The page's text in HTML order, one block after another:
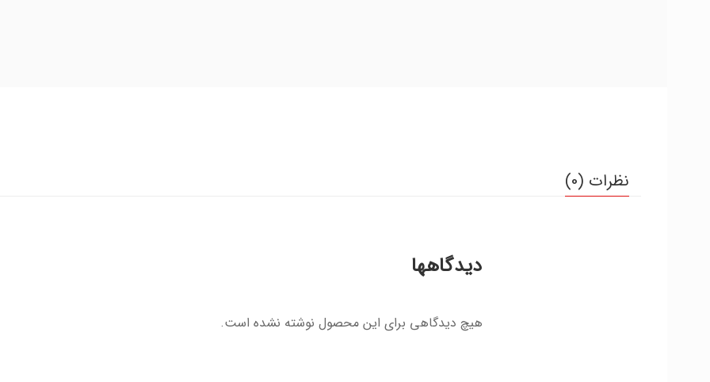
نظرات (0)
دیدگاهها
هیچ دیدگاهی برای این محصول نوشته نشده است.